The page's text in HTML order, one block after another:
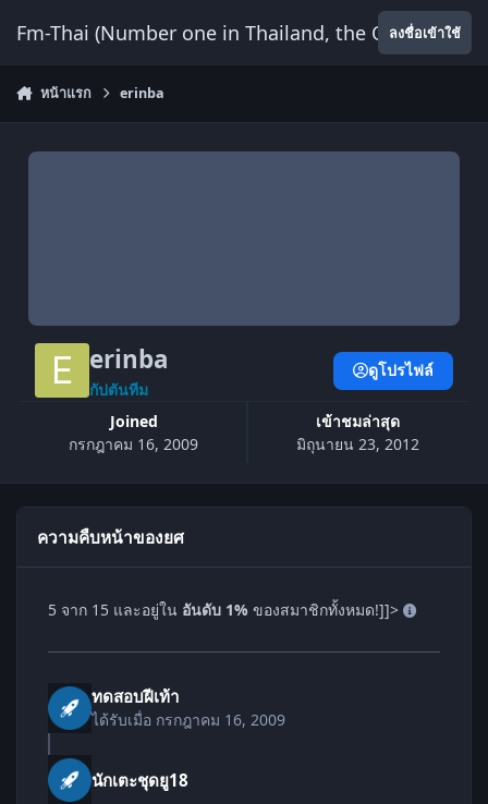
Fm-Thai (Number one in Thailand, the Onlyลงชื่อเข้าใช้
หน้าแรก erinba
erinba
กัปตันทีม
Joined
กรกฎาคม 16, 2009
เข้าชมล่าสุด
มิถุนายน 23, 2012
ดูโปรไฟล์
ความคืบหน้าของยศ
5 จาก 15 และอยู่ใน อันดับ 1% ของสมาชิกทั้งหมด!]]>
ทดสอบฝีเท้า
ได้รับเมื่อ กรกฎาคม 16, 2009
นักเตะชุดยู18